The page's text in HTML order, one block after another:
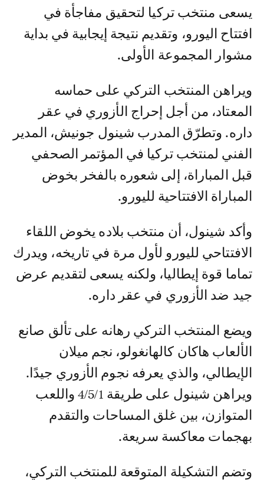
يسعى منتخب تركيا لتحقيق مفاجأة في
افتتاح اليورو، وتقديم نتيجة إيجابية في بداية
مشوار المجموعة الأولى.
ويراهن المنتخب التركي على حماسه
المعتاد، من أجل إحراج الأزوري في عقر
داره. وتطرّق المدرب شينول جونيش، المدير
الفني لمنتخب تركيا في المؤتمر الصحفي
قبل المباراة، إلى شعوره بالفخر بخوض
المباراة الافتتاحية لليورو.
وأكد شينول، أن منتخب بلاده يخوض اللقاء
الافتتاحي لليورو لأول مرة في تاريخه، ويدرك
تماما قوة إيطاليا، ولكنه يسعى لتقديم عرض
جيد ضد الأزوري في عقر داره.
ويضع المنتخب التركي رهانه على تألق صانع
الألعاب هاكان كالهانغولو، نجم ميلان
الإيطالي، والذي يعرفه نجوم الأزوري جيدًا.
ويراهن شينول على طريقة 4/5/1 واللعب
المتوازن، بين غلق المساحات والتقدم
بهجمات معاكسة سريعة.
وتضم التشكيلة المتوقعة للمنتخب التركي،